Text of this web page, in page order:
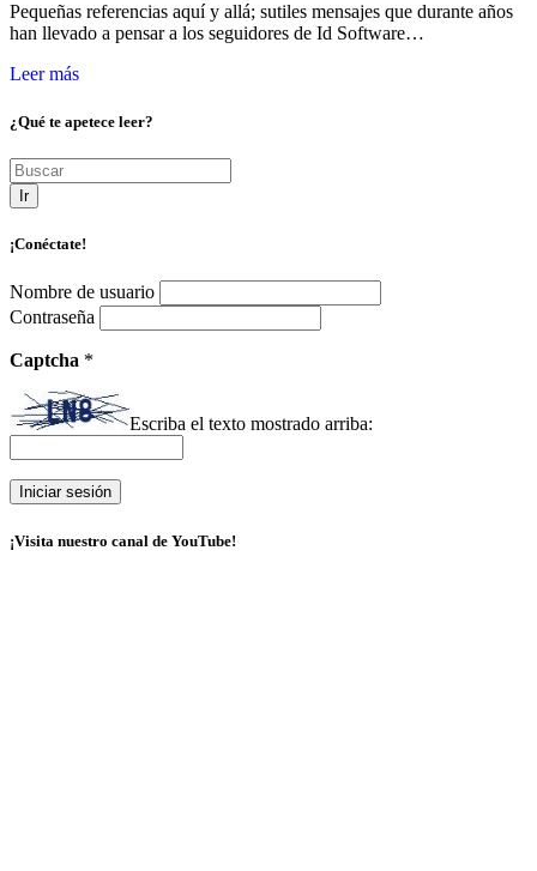
Pequeñas referencias aquí y allá; sutiles mensajes que durante años
han llevado a pensar a los seguidores de Id Software…
Leer más
¿Qué te apetece leer?
Ir
¡Conéctate!
Nombre de usuario
Contraseña
Captcha *
Escriba el texto mostrado arriba:
¡Visita nuestro canal de YouTube!